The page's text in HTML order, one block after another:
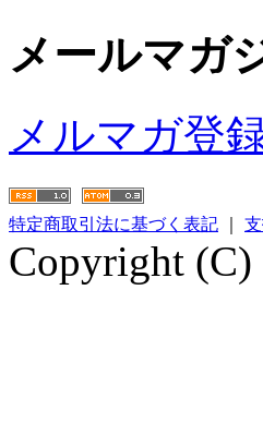
メールマガ
メルマガ登
特定商取引法に基づく表記
Copyright